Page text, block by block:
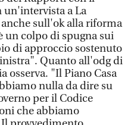
un'intervista a La
sull'ok alla riforma
un colpo di spugna sui
di approccio sostenuto
Quanto all'odg di
osserva. "Il Piano Casa
nulla da dire su
per il Codice
che abbiamo